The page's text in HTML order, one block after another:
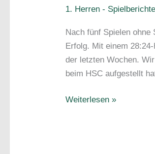
1. Herren - Spielberichte
Nach fünf Spielen ohne
Erfolg. Mit einem
der letzten Wochen.
beim HSC aufgestellt
Endlich
Weiterlesen »